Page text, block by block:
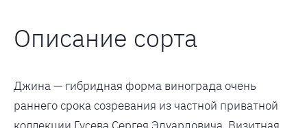
Описание сорта
Джина — гибридная форма винограда очень
раннего срока созревания из частной приватной